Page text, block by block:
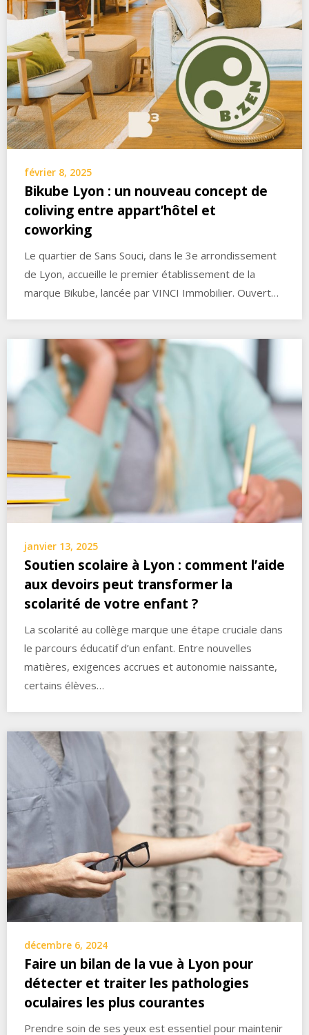
février 8, 2025
Bikube Lyon : un nouveau concept de
coliving entre appart’hôtel et
coworking
Le quartier de Sans Souci, dans le 3e arrondissement
de Lyon, accueille le premier établissement de la
marque Bikube, lancée par VINCI Immobilier. Ouvert…
janvier 13, 2025
Soutien scolaire à Lyon : comment l’aide
aux devoirs peut transformer la
scolarité de votre enfant ?
La scolarité au collège marque une étape cruciale dans
le parcours éducatif d’un enfant. Entre nouvelles
matières, exigences accrues et autonomie naissante,
certains élèves…
décembre 6, 2024
Faire un bilan de la vue à Lyon pour
détecter et traiter les pathologies
oculaires les plus courantes
Prendre soin de ses yeux est essentiel pour maintenir